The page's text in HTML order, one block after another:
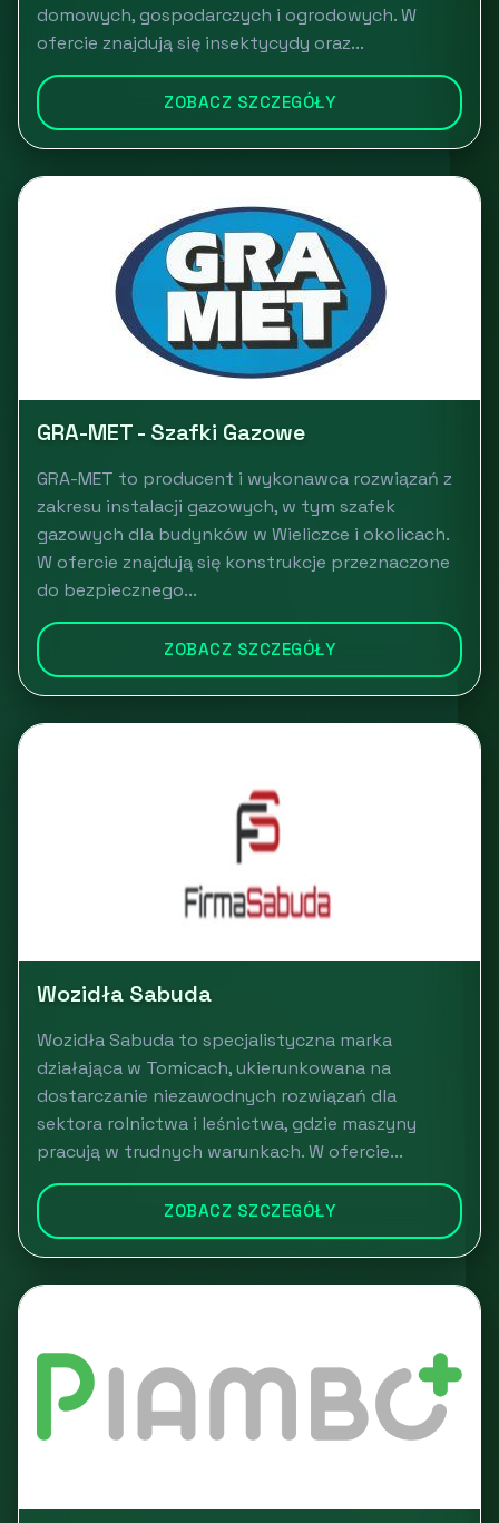
domowych, gospodarczych i ogrodowych. W
ofercie znajdują się insektycydy oraz...
ZOBACZ SZCZEGÓŁY
GRA-MET - Szafki Gazowe
GRA-MET to producent i wykonawca rozwiązań z
zakresu instalacji gazowych, w tym szafek
gazowych dla budynków w Wieliczce i okolicach.
W ofercie znajdują się konstrukcje przeznaczone
do bezpiecznego...
ZOBACZ SZCZEGÓŁY
Wozidła Sabuda
Wozidła Sabuda to specjalistyczna marka
działająca w Tomicach, ukierunkowana na
dostarczanie niezawodnych rozwiązań dla
sektora rolnictwa i leśnictwa, gdzie maszyny
pracują w trudnych warunkach. W ofercie...
ZOBACZ SZCZEGÓŁY